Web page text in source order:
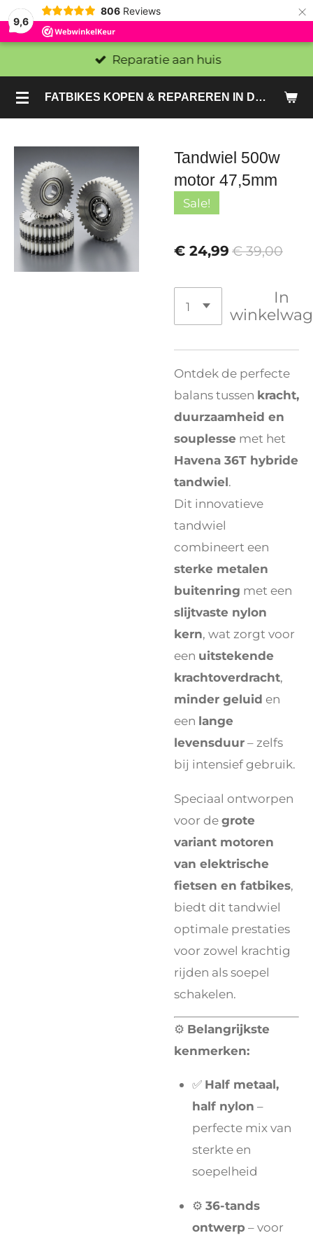
9,6
806 Reviews ×
FATBIKES KOPEN & REPAREREN IN DEN HAAG EN ZOETERMEER - SACHE BIKES
Reparatie aan huis
Tandwiel 500w
motor 47,5mm
Sale!
€ 24,99 € 39,00
In
Ontdek de perfecte
balans tussen kracht,
duurzaamheid en
souplesse met het
Havena 36T hybride
tandwiel.
Dit innovatieve
tandwiel
combineert een
sterke metalen
buitenring met een
slijtvaste nylon
kern, wat zorgt voor
een uitstekende
krachtoverdracht,
minder geluid en
een lange
levensduur– zelfs
bij intensief gebruik.
Speciaal ontworpen
voor degrote
variant motoren
van elektrische
fietsen en fatbikes,
biedt dit tandwiel
optimale prestaties
voor zowel krachtig
rijden als soepel
schakelen.
⚙️ Belangrijkste
kenmerken:
✅ Half metaal,
half nylon –
perfecte mix van
sterkte en
soepelheid
⚙️ 36-tands
ontwerp – voor